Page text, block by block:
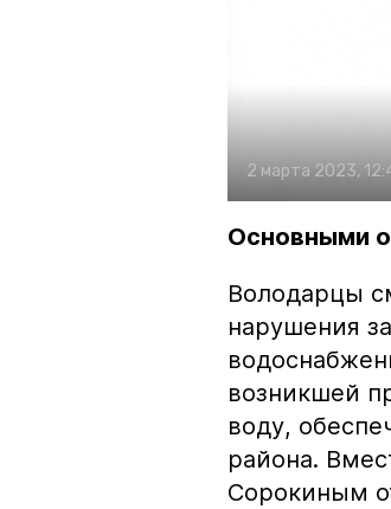
2 марта 2023,
Основными
Володарцы
нарушения
возникшей
воду,
района.
Сорокиным